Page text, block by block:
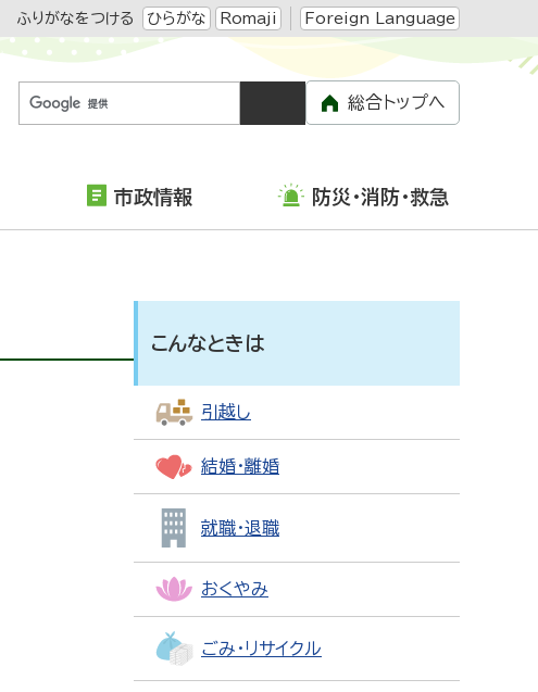
ふりがなをつける ひらがな Romaji Foreign Language
総合トップへ
市政情報 防災・消防・救急
こんなときは
引越し
結婚・離婚
就職・退職
おくやみ
ごみ・リサイクル